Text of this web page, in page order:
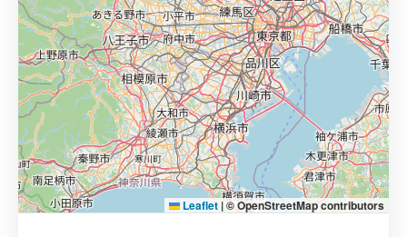
Leaflet |© OpenStreetMap contributors